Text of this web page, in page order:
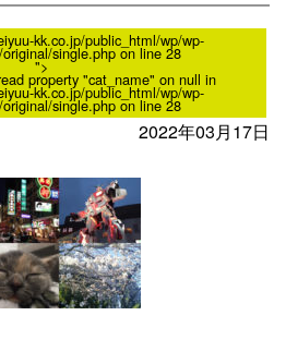
kk.co.jp/public_html/wp/wp-
single.php on line28
">
property "cat_name" on null in
kk.co.jp/public_html/wp/wp-
single.phpon line28
2022年03月17日